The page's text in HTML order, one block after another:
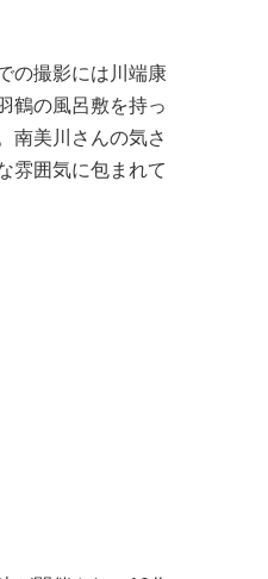
の撮影には川端康
鶴の風呂敷を持っ
南美川さんの気さ
雰囲気に包まれて